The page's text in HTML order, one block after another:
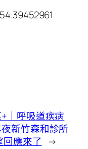
｜呼吸道疾病
新竹森和診所
回應來了 →